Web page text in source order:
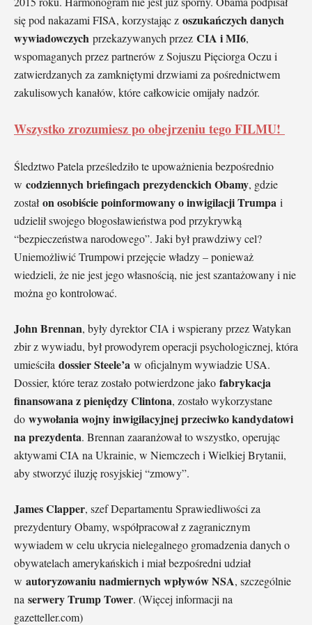
się pod nakazami FISA, korzystając z oszukańczych danych
wywiadowczych przekazywanych przez CIA i MI6,
wspomaganych przez partnerów z Sojuszu Pięciorga Oczu i
zatwierdzanych za zamkniętymi drzwiami za pośrednictwem
zakulisowych kanałów, które całkowicie omijały nadzór.
Wszystko zrozumiesz po obejrzeniu tego FILMU!
Śledztwo Patela prześledziło te upoważnienia bezpośrednio
w codziennych briefingach prezydenckich Obamy, gdzie
został on osobiście poinformowany o inwigilacji Trumpa i
udzielił swojego błogosławieństwa pod przykrywką
“bezpieczeństwa narodowego”. Jaki był prawdziwy cel?
Uniemożliwić Trumpowi przejęcie władzy – ponieważ
wiedzieli, że nie jest jego własnością, nie jest szantażowany i nie
można go kontrolować.
John Brennan, były dyrektor CIA i wspierany przez Watykan
zbir z wywiadu, był prowodyrem operacji psychologicznej, która
umieściła dossier Steele’a w oficjalnym wywiadzie USA.
Dossier, które teraz zostało potwierdzone jako fabrykacja
finansowana z pieniędzy Clintona, zostało wykorzystane
do wywołania wojny inwigilacyjnej przeciwko kandydatowi
na prezydenta. Brennan zaaranżował to wszystko, operując
aktywami CIA na Ukrainie, w Niemczech i Wielkiej Brytanii,
aby stworzyć iluzję rosyjskiej “zmowy”.
James Clapper, szef Departamentu Sprawiedliwości za
prezydentury Obamy, współpracował z zagranicznym
wywiadem w celu ukrycia nielegalnego gromadzenia danych o
obywatelach amerykańskich i miał bezpośredni udział
w autoryzowaniu nadmiernych wpływów NSA, szczególnie
na serwery Trump Tower. (Więcej informacji na
gazetteller.com)